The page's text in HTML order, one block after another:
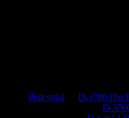
Pedestrial
D-3700 Die
D-